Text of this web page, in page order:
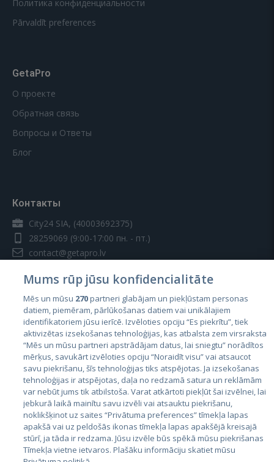
Политика конфиденциальности
Pārvaldīt preferences
GetaPro
О проекте
Обратная связь
Вопросы и Ответы
Блог
Контакты
City24 SIA, (40003692375)
28259069 (9:00-17:00 пн. - пт.)
contact@getapro.lv
Страны
Эстония
Латвия
Литва
Mums rūp jūsu konfidencialitāte
Mēs un mūsu 270partneri glabājam un piekļūstam personas
datiem, piemēram, pārlūkošanas datiem vai unikālajiem
identifikatoriem jūsu ierīcē. Izvēloties opciju “Es piekrītu”, tiek
aktivizētas izsekošanas tehnoloģijas, kas atbalsta zem virsraksta
“Mēs un mūsu partneri apstrādājam datus, lai sniegtu” norādītos
mērķus, savukārt izvēloties opciju “Noraidīt visu” vai atsaucot
savu piekrišanu, šīs tehnoloģijas tiks atspējotas. Ja izsekošanas
tehnoloģijas ir atspējotas, daļa no redzamā satura un reklāmām
var nebūt jums tik atbilstoša. Varat atkārtoti piekļūt šai izvēlnei, lai
jebkurā laikā mainītu savu izvēli vai atsauktu piekrišanu,
noklikšķinot uz saites “Privātuma preferences” tīmekļa lapas
apakšā vai uz peldošās ikonas tīmekļa lapas apakšējā kreisajā
stūrī, ja tāda ir redzama. Jūsu izvēle būs spēkā mūsu piekrišanas
Tīmekļa vietne ietvaros. Plašāku informāciju skatiet mūsu